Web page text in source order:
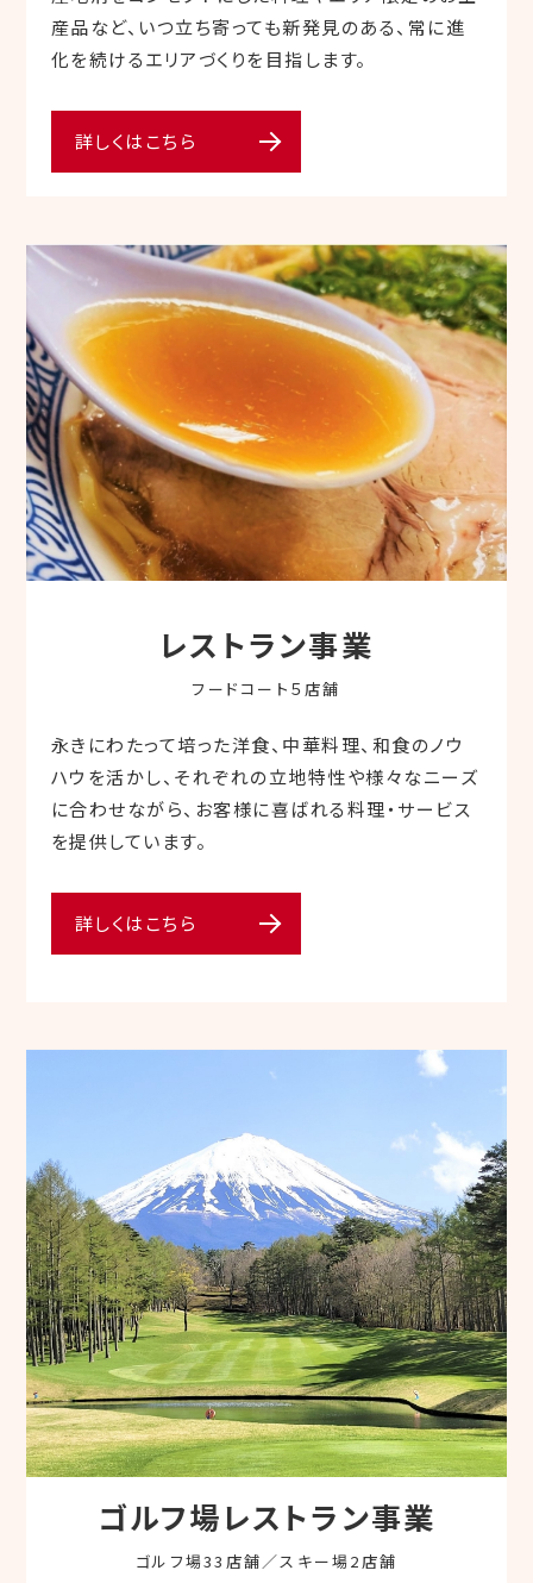
産品など、いつ立ち寄っても新発見のある、常に進
化を続けるエリアづくりを目指します。
詳しくはこちら
レストラン事業
フードコート５店舗
永きにわたって培った洋食、中華料理、和食のノウ
ハウを活かし、それぞれの立地特性や様々なニーズ
に合わせながら、お客様に喜ばれる料理・サービス
を提供しています。
詳しくはこちら
ゴルフ場レストラン事業
ゴルフ場33店舗／スキー場2店舗